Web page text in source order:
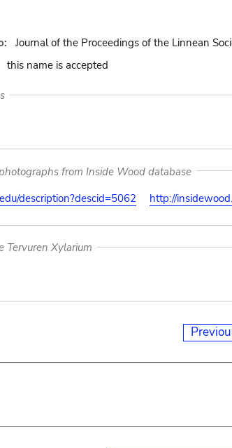
Journal of the Proceedings of the Linnean
this name is accepted
from Inside Wood database
description?descid=5062
http://
Tervuren Xylarium